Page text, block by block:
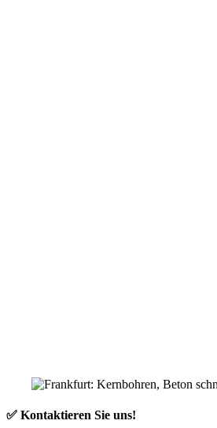
✅ Kontaktieren Sie uns!